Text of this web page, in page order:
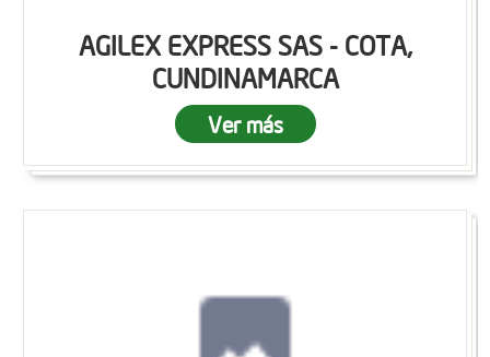
AGILEX EXPRESS SAS - COTA,
CUNDINAMARCA
Ver más